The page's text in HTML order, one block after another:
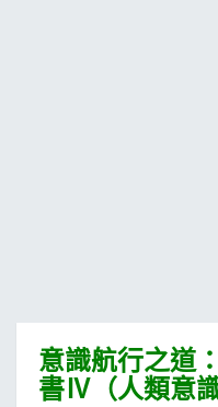
意識航行之道
書Ⅳ（人類意